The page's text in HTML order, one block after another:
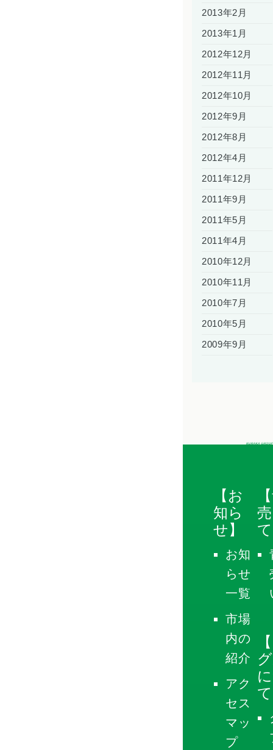
2013年2月
2013年1月
2012年12月
2012年11月
2012年10月
2012年9月
2012年8月
2012年4月
2011年12月
2011年9月
2011年5月
2011年4月
2010年12月
2010年11月
2010年7月
2010年5月
2009年9月
【お
知ら
せ】
お知
らせ
一覧
市場
内の
紹介
アク
セス
マッ
プ